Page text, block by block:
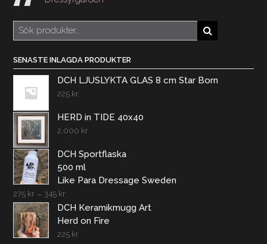
Sök
efter:
SENASTE INLAGDA PRODUKTER
DCH LJUSLYKTA GLAS 8 cm Star Born
225 kr
HERD in TIDE 40x40
2.000 kr
DCH Sportflaska
500 ml
Like Para Dressage Sweden
275 kr – 345 kr
DCH Keramikmugg Art
Herd on Fire
225 kr